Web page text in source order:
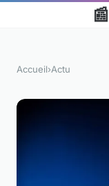
📰
Accueil›Actu